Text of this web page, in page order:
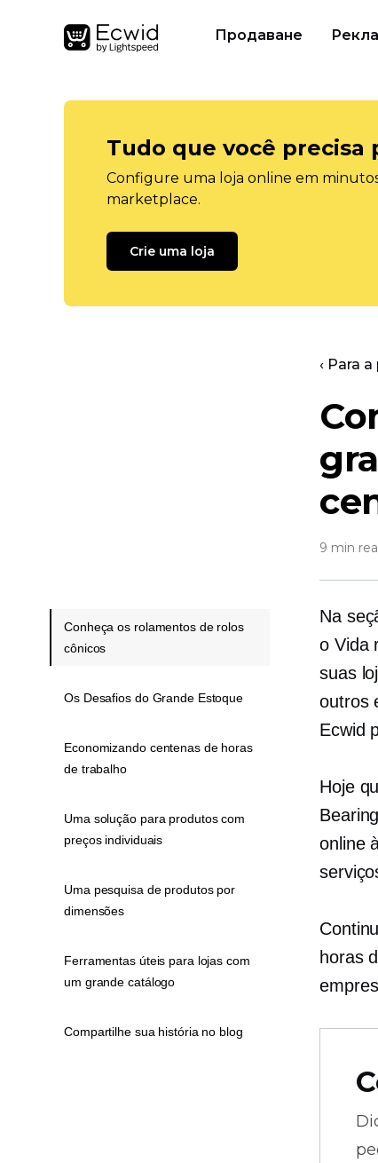
Продаване
Tudo que você precisa
Configure uma loja online em
marketplace.
Crie uma loja
‹ Para
9 min
Na
o Vida
suas
outros
Ecwid
Hoje
online
horas
Conheça os rolamentos de rolos
cônicos
Os Desafios do Grande Estoque
Economizando centenas de horas
de trabalho
Uma solução para produtos com
preços individuais
Uma pesquisa de produtos por
dimensões
Ferramentas úteis para lojas com
um grande catálogo
Compartilhe sua história no blog